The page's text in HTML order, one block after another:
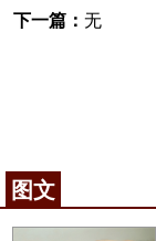
下一篇： 无
图文